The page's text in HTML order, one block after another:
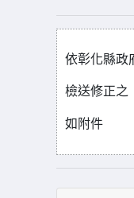
依彰化縣政
檢送修正之
如附件